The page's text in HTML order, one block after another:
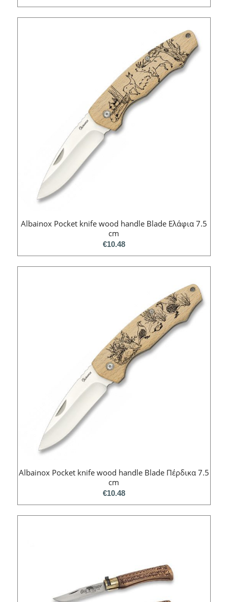
Albainox Pocket knife wood handle Blade Ελάφια 7.5
cm
€10.48
Albainox Pocket knife wood handle Blade Πέρδικα 7.5
cm
€10.48